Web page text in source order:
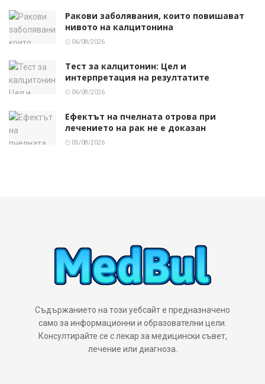
Ракови заболявания, които повишават
нивото на калцитонина
06/08/2026
Тест за калцитонин: Цел и
интерпретация на резултатите
06/08/2026
Ефектът на пчелната отрова при
лечението на рак не е доказан
05/08/2026
Съдържанието на този уебсайт е предназначено
само за информационни и образователни цели.
Консултирайте се с лекар за медицински съвет,
лечение или диагноза.